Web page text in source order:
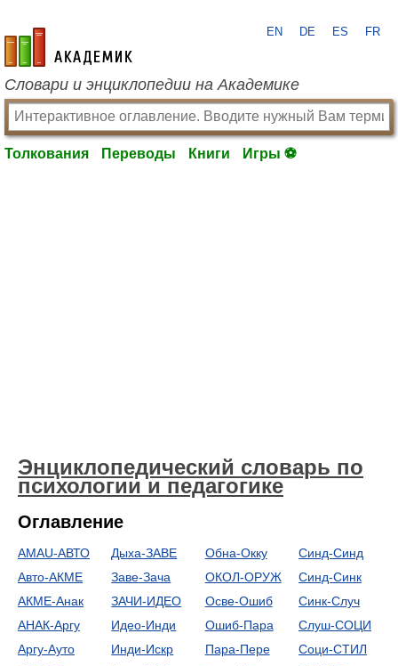
academic.ru
EN DE ES FR
Словари и энциклопедии на Академике
Толкования Переводы Книги Игры ⚽
Энциклопедический словарь по
психологии и педагогике
Оглавление
AMAU-АВТО
Авто-АКМЕ
АКМЕ-Анак
АНАК-Аргу
Аргу-Ауто
Дыха-ЗАВЕ
Заве-Зача
ЗАЧИ-ИДЕО
Идео-Инди
Инди-Искр
Обна-Окку
ОКОЛ-ОРУЖ
Осве-Ошиб
Ошиб-Пара
Пара-Пере
Синд-Синд
Синд-Синк
Синк-Случ
Слуш-СОЦИ
Соци-СТИЛ